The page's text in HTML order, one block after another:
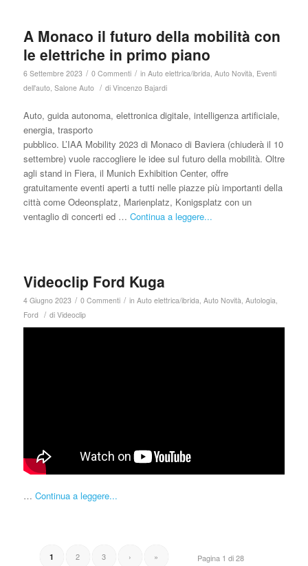
A Monaco il futuro della mobilità con
le elettriche in primo piano
6 Settembre 2023 / 0 Commenti / in Auto elettrica/ibrida Auto Novità Eventi
dell'auto, Salone Auto / di Vincenzo Bajardi
Auto, guida autonoma, elettronica digitale, intelligenza artificiale,
energia, trasporto
pubblico. L’IAA Mobility 2023 di Monaco di Baviera (chiuderà il 10
settembre) vuole raccogliere le idee sul futuro della mobilità. Oltre
agli stand in Fiera, il Munich Exhibition Center, offre
gratuitamente eventi aperti a tutti nelle piazze più importanti della
città come Odeonsplatz, Marienplatz, Konigsplatz con un
ventaglio di concerti ed … Continua a leggere...
Videoclip Ford Kuga
4 Giugno 2023 / 0 Commenti / in Auto elettrica/ibrida Auto Novità Autologia
Ford / di Videoclip
… Continua a leggere...
Pagina 1 di 28
1 2 3 › »